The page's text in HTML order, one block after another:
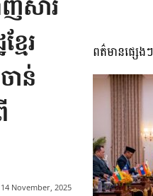
ញសារ
ែរ
ាន់
14 November, 2025
ពត៌មានផ្សេងៗ